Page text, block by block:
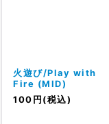
火遊び/Play with
Fire (MID)
100 円 (税込)